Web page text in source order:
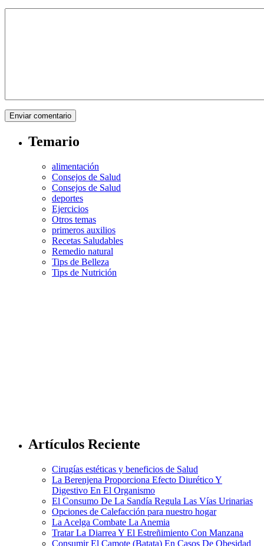
Temario
alimentación
Consejos de Salud
Consejos de Salud
deportes
Ejercicios
Otros temas
primeros auxilios
Recetas Saludables
Remedio natural
Tips de Belleza
Tips de Nutrición
Artículos Reciente
Cirugías estéticas y beneficios de Salud
La Berenjena Proporciona Efecto Diurético Y
Digestivo En El Organismo
El Consumo De La Sandía Regula Las Vías Urinarias
Opciones de Calefacción para nuestro hogar
La Acelga Combate La Anemia
Tratar La Diarrea Y El Estreñimiento Con Manzana
Consumir El Camote (Batata) En Casos De Obesidad